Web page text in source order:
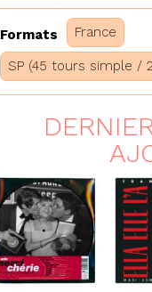
Formats France
SP (45 tours simple /